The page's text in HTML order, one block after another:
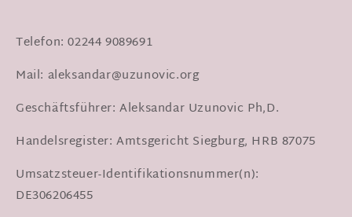
Telefon: 02244 9089691
Mail: aleksandar@uzunovic.org
Geschäftsführer: Aleksandar Uzunovic Ph,D.
Handelsregister: Amtsgericht Siegburg, HRB 87075
Umsatzsteuer-Identifikationsnummer(n):
DE306206455